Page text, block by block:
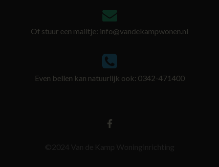
Of stuur een mailtje: info@vandekampwonen.nl
Even bellen kan natuurlijk ook: 0342-471400